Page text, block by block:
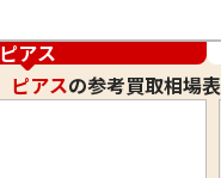
ピアス
ピアスの参考買取相場表